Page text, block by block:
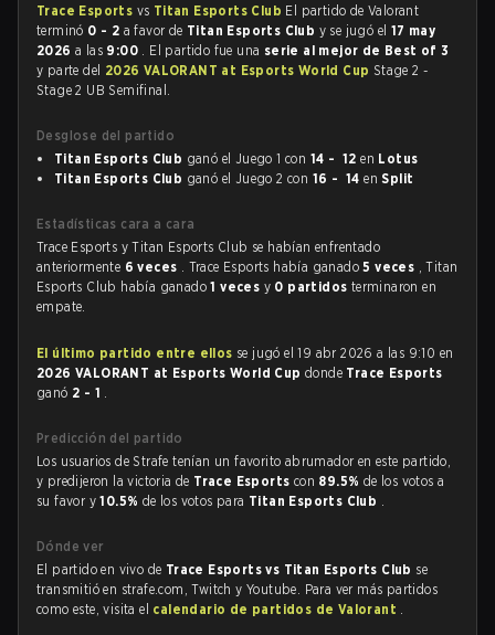
Trace Esports vs Titan Esports Club El partido de Valorant
terminó 0 - 2 a favor de Titan Esports Club y se jugó el 17 may
2026 a las 9:00 . El partido fue una serie al mejor de Best of 3
y parte del 2026 VALORANT at Esports World Cup Stage 2 -
Stage 2 UB Semifinal.
Desglose del partido
Titan Esports Club ganó el Juego 1 con 14 - 12 en Lotus
Titan Esports Club ganó el Juego 2 con 16 - 14 enSplit
Estadísticas cara a cara
Trace Esports y Titan Esports Club se habían enfrentado
anteriormente 6 veces . Trace Esports había ganado5 veces , Titan
Esports Club había ganado1 veces y 0 partidos terminaron en
empate.
El último partido entre ellos se jugó el 19 abr 2026 a las 9:10 en
2026 VALORANT at Esports World Cup donde Trace Esports
ganó 2 - 1 .
Predicción del partido
Los usuarios de Strafe tenían un favorito abrumador en este partido,
y predijeron la victoria de Trace Esports con 89.5% de los votos a
su favor y10.5% de los votos para Titan Esports Club .
Dónde ver
El partido en vivo de Trace Esports vs Titan Esports Club se
transmitió en strafe.com, Twitch y Youtube. Para ver más partidos
como este, visita el calendario de partidos de Valorant .